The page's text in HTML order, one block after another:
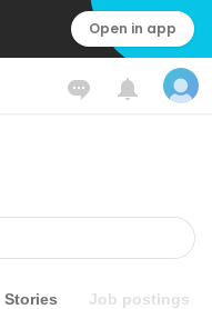
Open in app
Stories Job postings